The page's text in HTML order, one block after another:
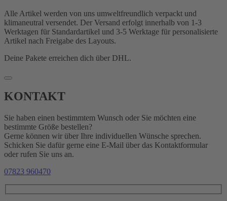
Alle Artikel werden von uns umweltfreundlich verpackt und
klimaneutral versendet. Der Versand erfolgt innerhalb von 1-3
Werktagen für Standardartikel und 3-5 Werktage für personalisierte
Artikel nach Freigabe des Layouts.
Deine Pakete erreichen dich über DHL.
KONTAKT
Sie haben einen bestimmtem Wunsch oder Sie möchten eine
bestimmte Größe bestellen?
Gerne können wir über Ihre individuellen Wünsche sprechen.
Schicken Sie dafür gerne eine E-Mail über das Kontaktformular
oder rufen Sie uns an.
07823 960470